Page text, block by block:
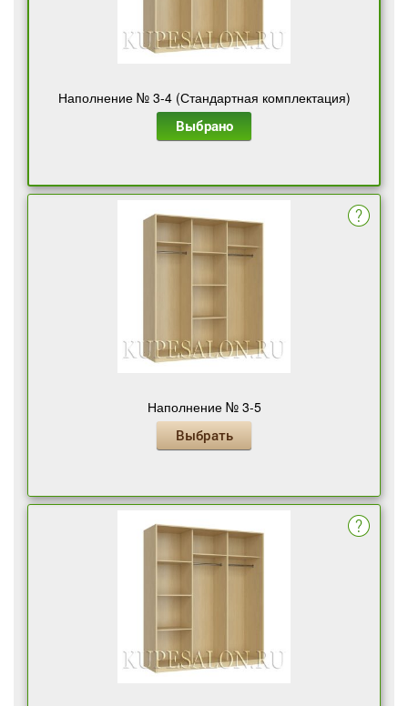
Наполнение № 3-4 (Стандартная комплектация)
Выбрано
Наполнение № 3-5
Выбрать